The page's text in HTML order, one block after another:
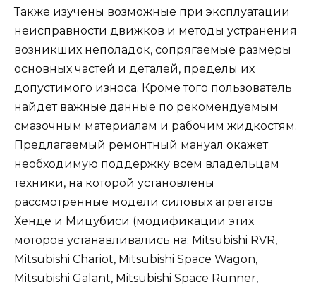
Также изучены возможные при эксплуатации
неисправности движков и методы устранения
возникших неполадок, сопрягаемые размеры
основных частей и деталей, пределы их
допустимого износа. Кроме того пользователь
найдет важные данные по рекомендуемым
смазочным материалам и рабочим жидкостям.
Предлагаемый ремонтный мануал окажет
необходимую поддержку всем владельцам
техники, на которой установлены
рассмотренные модели силовых агрегатов
Хенде и Мицубиси (модификации этих
моторов устанавливались на: Mitsubishi RVR,
Mitsubishi Chariot, Mitsubishi Space Wagon,
Mitsubishi Galant, Mitsubishi Space Runner,